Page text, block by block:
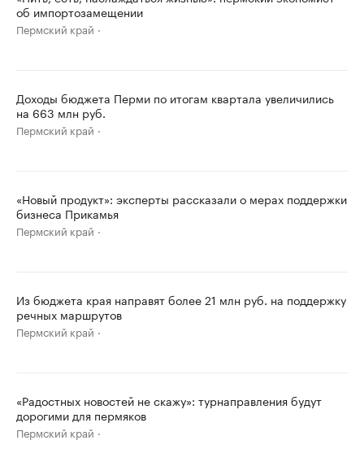
об импортозамещении
Пермский край
Доходы бюджета Перми по итогам квартала увеличились
на 663 млн руб.
Пермский край
«Новый продукт»: эксперты рассказали о мерах поддержки
бизнеса Прикамья
Пермский край
Из бюджета края направят более 21 млн руб. на поддержку
речных маршрутов
Пермский край
«Радостных новостей не скажу»: турнаправления будут
дорогими для пермяков
Пермский край